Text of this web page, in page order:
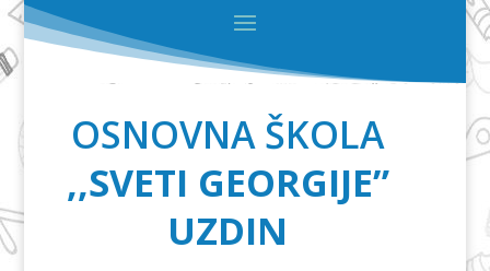
OSNOVNA ŠKOLA
,,SVETI GEORGIJE”
UZDIN